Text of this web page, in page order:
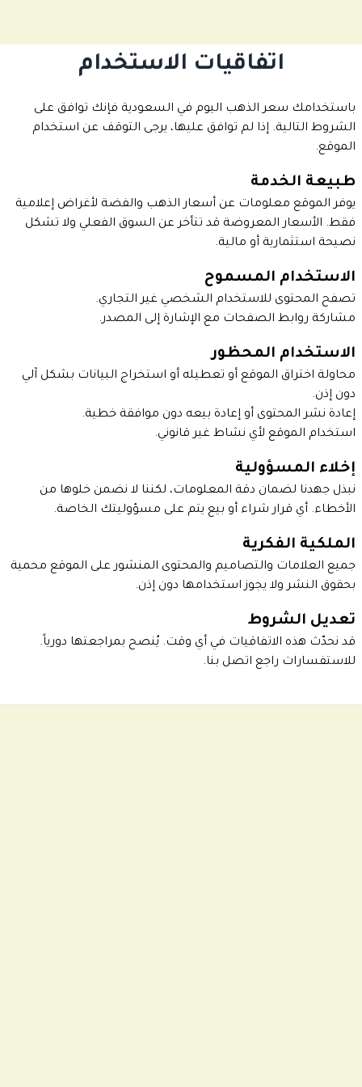
اتفاقيات الاستخدام
باستخدامك سعر الذهب اليوم في السعودية فإنك توافق على
الشروط التالية. إذا لم توافق عليها، يرجى التوقف عن استخدام
الموقع.
طبيعة الخدمة
يوفر الموقع معلومات عن أسعار الذهب والفضة لأغراض إعلامية
فقط. الأسعار المعروضة قد تتأخر عن السوق الفعلي ولا تشكل
نصيحة استثمارية أو مالية.
الاستخدام المسموح
تصفح المحتوى للاستخدام الشخصي غير التجاري.
مشاركة روابط الصفحات مع الإشارة إلى المصدر.
الاستخدام المحظور
محاولة اختراق الموقع أو تعطيله أو استخراج البيانات بشكل آلي
دون إذن.
إعادة نشر المحتوى أو إعادة بيعه دون موافقة خطية.
استخدام الموقع لأي نشاط غير قانوني.
إخلاء المسؤولية
نبذل جهدنا لضمان دقة المعلومات، لكننا لا نضمن خلوها من
الأخطاء. أي قرار شراء أو بيع يتم على مسؤوليتك الخاصة.
الملكية الفكرية
جميع العلامات والتصاميم والمحتوى المنشور على الموقع محمية
بحقوق النشر ولا يجوز استخدامها دون إذن.
تعديل الشروط
قد نحدّث هذه الاتفاقيات في أي وقت. يُنصح بمراجعتها دورياً.
للاستفسارات راجع اتصل بنا.